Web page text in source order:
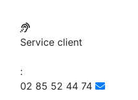
Service client
:
02 85 52 44 74